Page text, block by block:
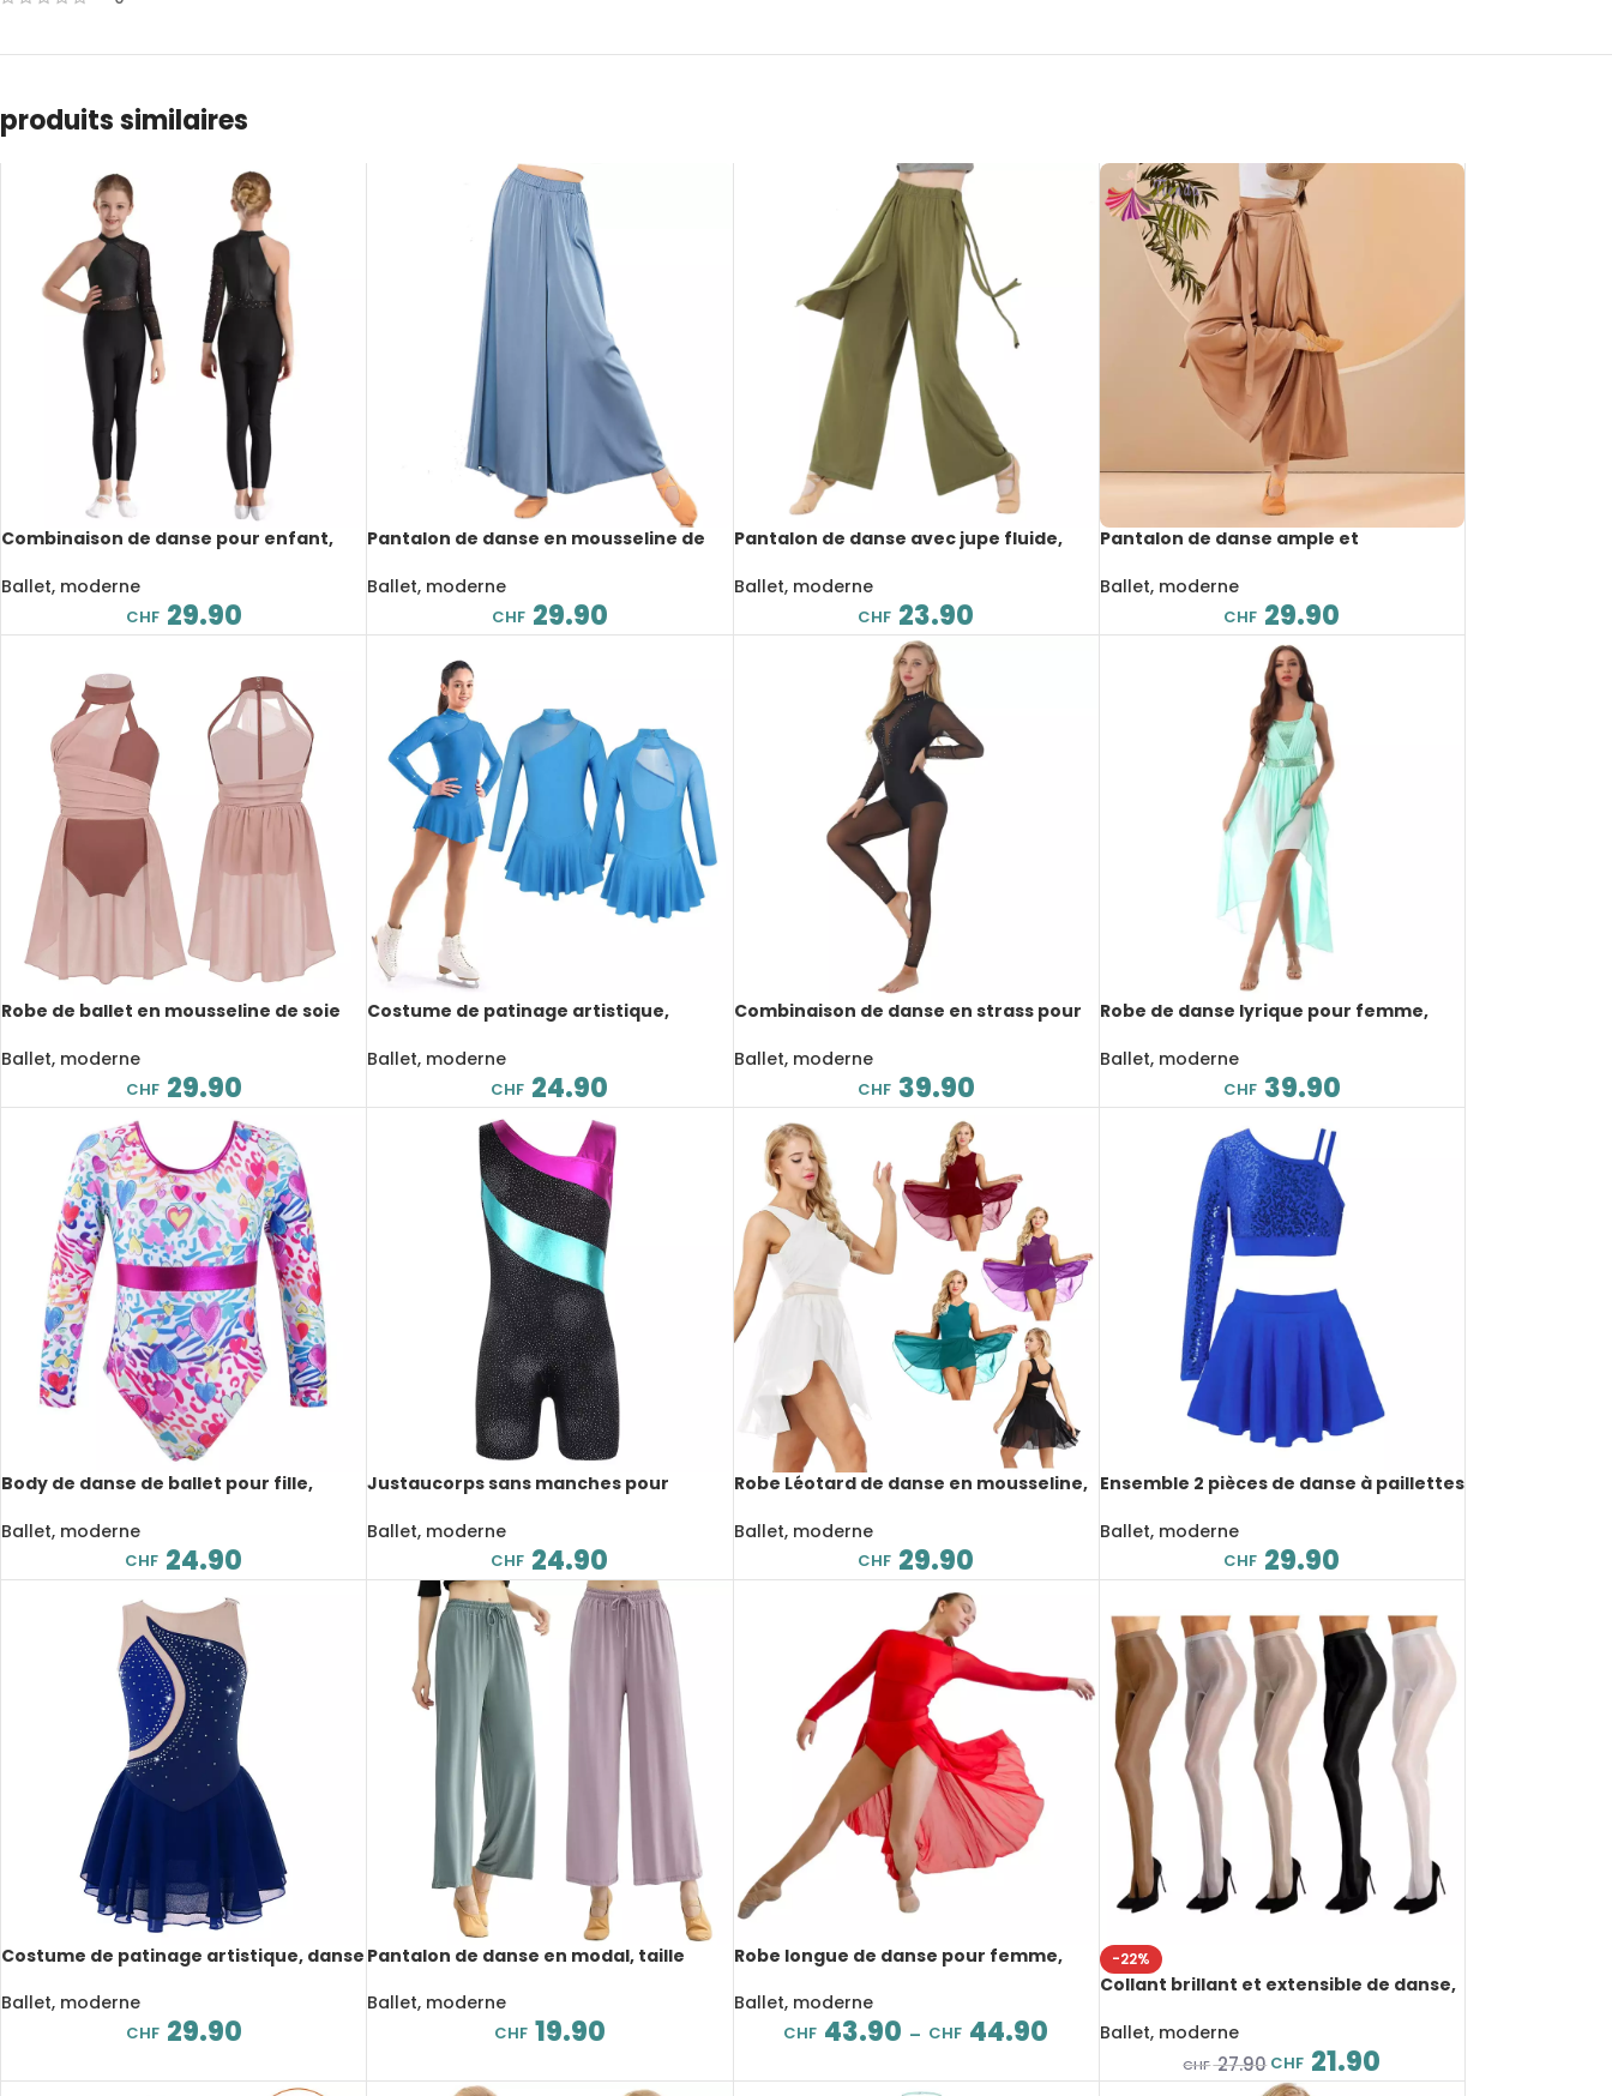
produits similaires
Combinaison de danse pour enfant,
Ballet, moderne
CHF 29.90
Pantalon de danse en mousseline de
vêtements longs
Ballet, moderne
CHF 29.90
Pantalon de danse avec jupe fluide,
d’entraînement
Ballet, moderne
CHF 23.90
Pantalon de danse ample et
Ballet, moderne
CHF 29.90
Robe de ballet en mousseline de soie
costume de danse lyrique
Ballet, moderne
CHF 29.90
Costume de patinage artistique,
Ballet, moderne
CHF 24.90
Combinaison de danse en strass pour
Justaucorps
Ballet, moderne
CHF 39.90
Robe de danse lyrique pour femme,
mousseline de soie
Ballet, moderne
CHF 39.90
Body de danse de ballet pour fille,
Ballet, moderne
CHF 24.90
Justaucorps sans manches pour
Ballet, moderne
CHF 24.90
Robe Léotard de danse en mousseline,
Ballet, moderne
CHF 29.90
Ensemble 2 pièces de danse à paillettes
avec jupe
Ballet, moderne
CHF 29.90
Costume de patinage artistique, danse
Ballet, moderne
CHF 29.90
Pantalon de danse en modal, taille
Ballet, moderne
CHF 19.90
Robe longue de danse pour femme,
Ballet, moderne
CHF 43.90 – CHF 44.90
-22%
Collant brillant et extensible de danse,
Ballet, moderne
CHF27.90CHF 21.90